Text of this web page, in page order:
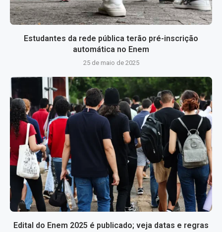
Estudantes da rede pública terão pré-inscrição
automática no Enem
25 de maio de 2025
Edital do Enem 2025 é publicado; veja datas e regras